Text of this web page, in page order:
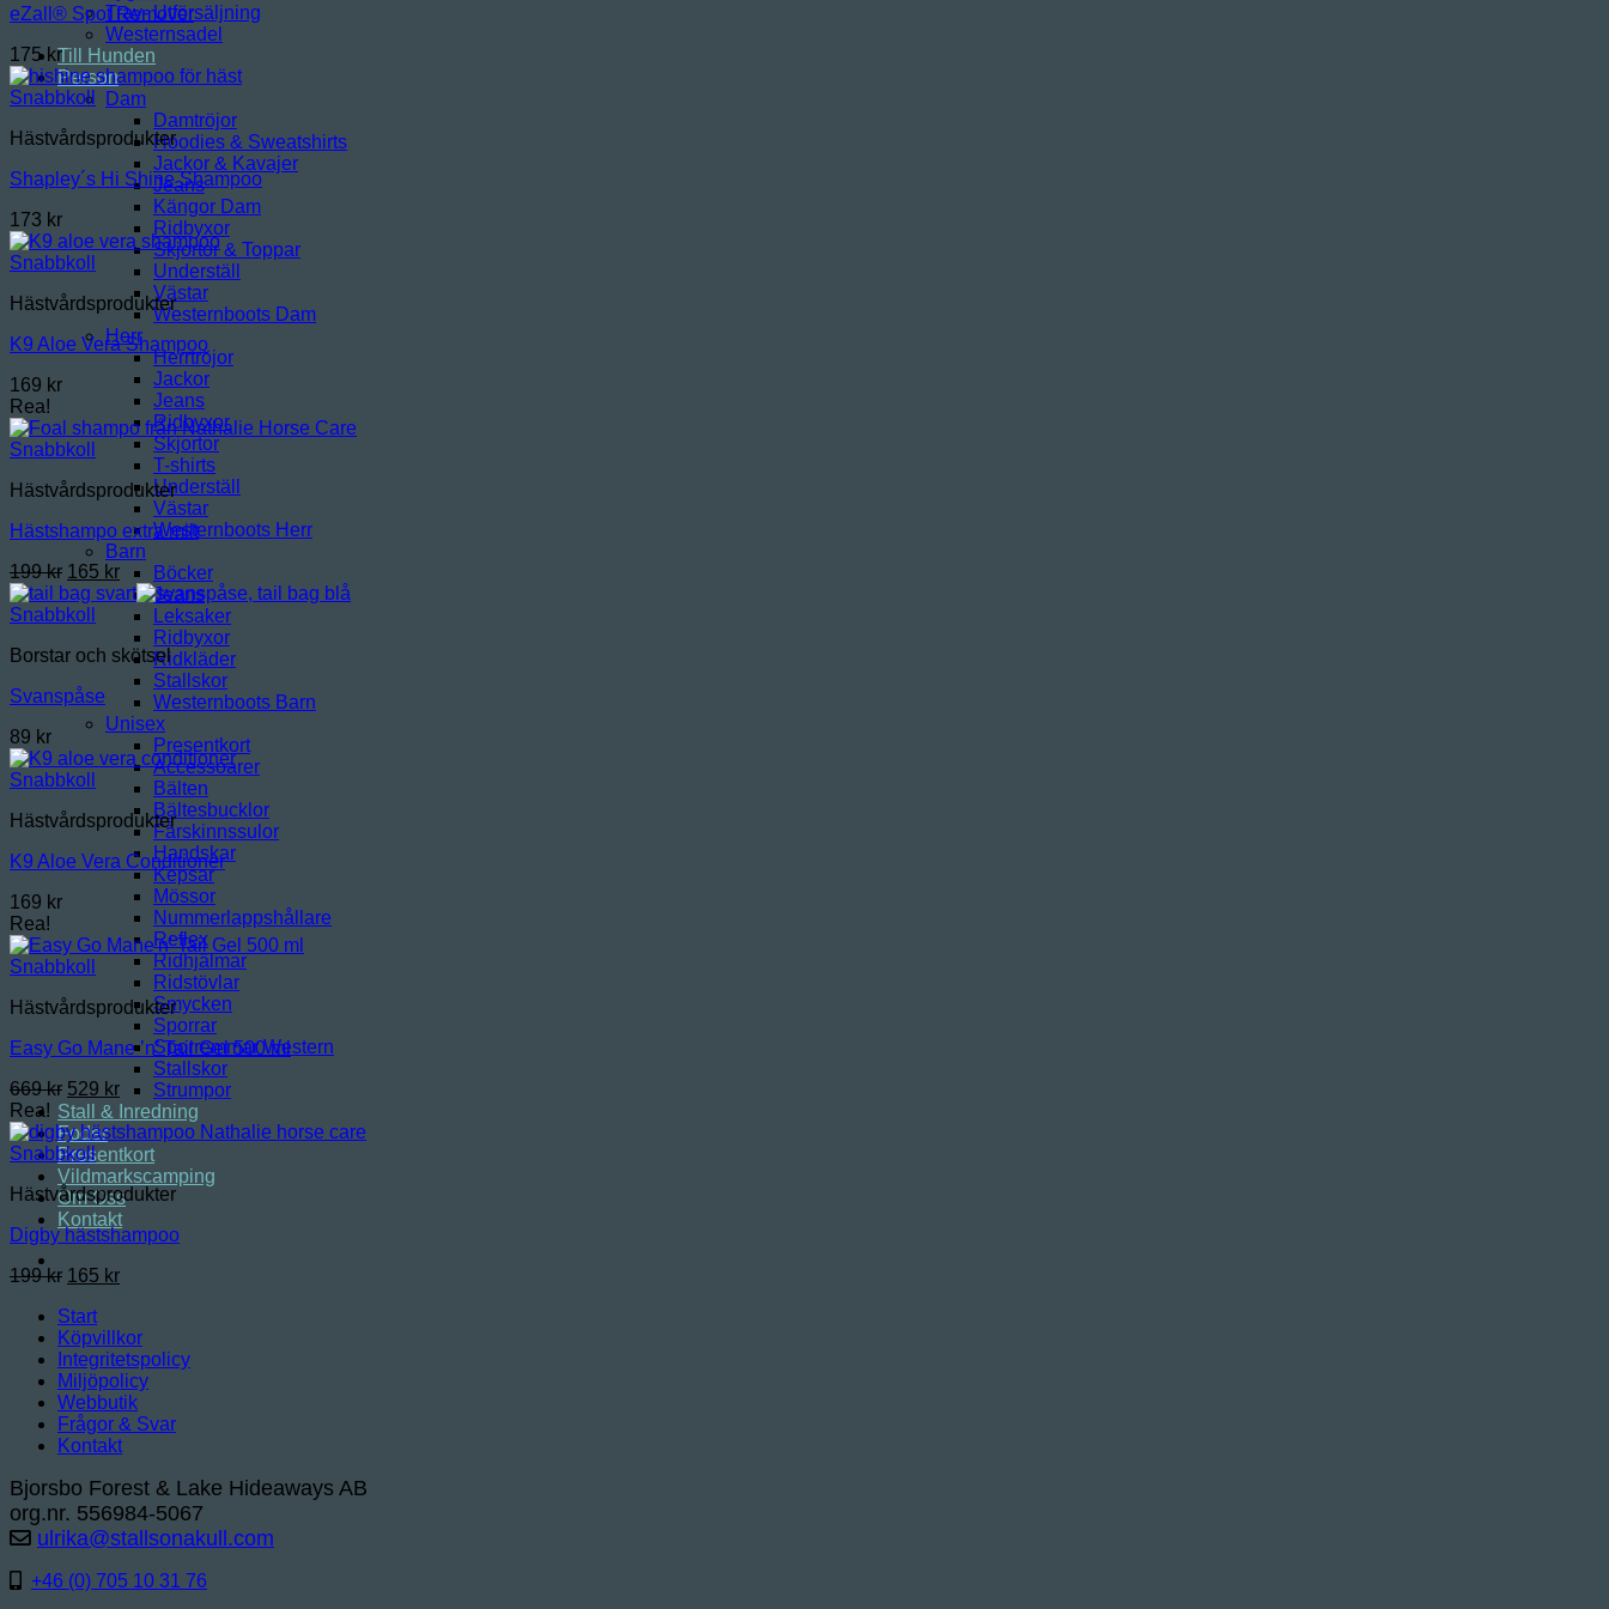
Trav- Utförsäljning
Westernsadel
Till Hunden
Person
Dam
Damtröjor
Hoodies & Sweatshirts
Jackor & Kavajer
Jeans
Kängor Dam
Ridbyxor
Skjortor & Toppar
Underställ
Västar
Westernboots Dam
Herr
Herrtröjor
Jackor
Jeans
Ridbyxor
Skjortor
T-shirts
Underställ
Västar
Westernboots Herr
Barn
Böcker
Jeans
Leksaker
Ridbyxor
Ridkläder
Stallskor
Westernboots Barn
Unisex
Presentkort
Accessoarer
Bälten
Bältesbucklor
Fårskinnssulor
Handskar
Kepsar
Mössor
Nummerlappshållare
Reflex
Ridhjälmar
Ridstövlar
Smycken
Sporrar
Sporremmar Western
Stallskor
Strumpor
Stall & Inredning
Foder
Presentkort
Vildmarkscamping
Om Oss
Kontakt
eZall® Spot Remover
175 kr
Snabbkoll
Hästvårdsprodukter
Shapley´s Hi Shine Shampoo
173 kr
Snabbkoll
Hästvårdsprodukter
K9 Aloe Vera Shampoo
169 kr
Rea!
Snabbkoll
Hästvårdsprodukter
Hästshampo extra milt
199kr Det
ursprungliga
priset
199 kr.
165 krDet
nuvarande
priset
är:
165 kr.
Snabbkoll
Borstar och skötsel
Svanspåse
89 kr
Snabbkoll
Hästvårdsprodukter
K9 Aloe Vera Conditioner
169 kr
Rea!
Snabbkoll
Hästvårdsprodukter
Easy Go Mane ’n’ Tail Gel 500 ml
669kr Det
ursprungliga
priset
var:
669 kr.
529 krDet
nuvarande
priset
är:
529 kr.
Rea!
Snabbkoll
Hästvårdsprodukter
Digby hästshampoo
199kr Det
priset
var:
199 kr.
165 krDet
är:
165 kr.
Start
Köpvillkor
Integritetspolicy
Miljöpolicy
Webbutik
Frågor & Svar
Kontakt
Bjorsbo Forest & Lake Hideaways AB
org.nr. 556984-5067
ulrika@stallsonakull.com
+46 (0) 705 10 31 76